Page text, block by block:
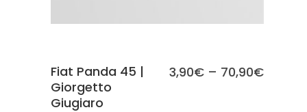
Fiat Panda 45 |
Giorgetto
Giugiaro
3,90€ – 70,90€